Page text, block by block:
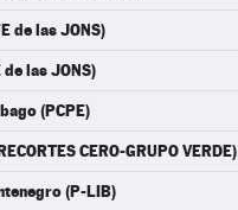
de las JONS)
las JONS)
(PCPE)
CERO-GRUPO VERDE)
(P-LIB)